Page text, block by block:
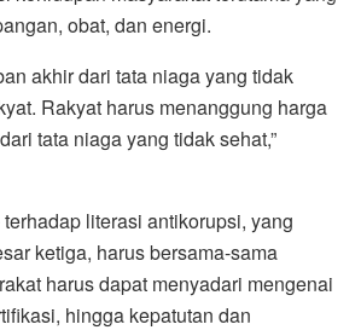
obat, dan energi.
akhir dari tata niaga yang tidak
Rakyat harus menanggung harga
tata niaga yang tidak sehat,”
literasi antikorupsi, yang
ketiga, harus bersama-sama
harus dapat menyadari mengenai
hingga kepatutan dan